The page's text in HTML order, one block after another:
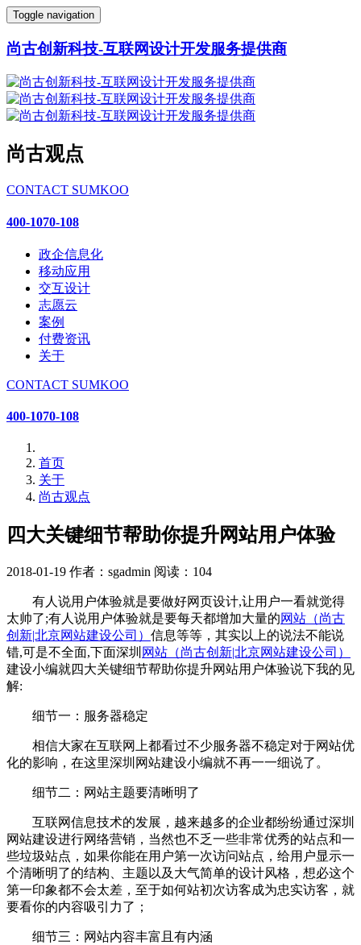
Toggle navigation
尚古创新科技-互联网设计开发服务提供商
尚古观点
CONTACT SUMKOO
400-1070-108
政企信息化
移动应用
交互设计
志愿云
案例
付费资讯
关于
CONTACT SUMKOO
400-1070-108
首页
关于
尚古观点
四大关键细节帮助你提升网站用户体验
2018-01-19 作者：sgadmin 阅读：104
有人说用户体验就是要做好网页设计,让用户一看就觉得
太帅了;有人说用户体验就是要每天都增加大量的网站（尚古
创新|北京网站建设公司） 信息等等，其实以上的说法不能说
错,可是不全面,下面深圳 网站（尚古创新|北京网站建设公司）
建设小编就四大关键细节帮助你提升网站用户体验说下我的见
解:
细节一：服务器稳定
相信大家在互联网上都看过不少服务器不稳定对于网站优
化的影响，在这里深圳网站建设小编就不再一一细说了。
细节二：网站主题要清晰明了
互联网信息技术的发展，越来越多的企业都纷纷通过深圳
网站建设进行网络营销，当然也不乏一些非常优秀的站点和一
些垃圾站点，如果你能在用户第一次访问站点，给用户显示一
个清晰明了的结构、主题以及大气简单的设计风格，想必这个
第一印象都不会太差，至于如何站初次访客成为忠实访客，就
要看你的内容吸引力了；
细节三：网站内容丰富且有内涵